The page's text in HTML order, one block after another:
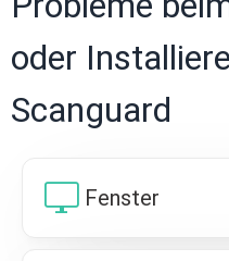
oder
Scanguard
desktop_windows Fenster